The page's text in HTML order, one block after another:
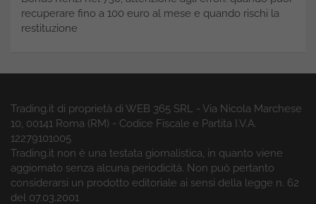
recuperare fino a 100 euro al mese e quando rischi la
restituzione
Trading.it di proprietà di WEB 365 SRL - Via Nicola Marchese
10, 00141 Roma (RM) - Codice Fiscale e Partita I.V.A.
12279101005
Trading.it non è una testata giornalistica, in quanto viene
aggiornato senza alcuna periodicità. Non può pertanto
considerarsi un prodotto editoriale ai sensi della legge n. 62
del 07.03.2001